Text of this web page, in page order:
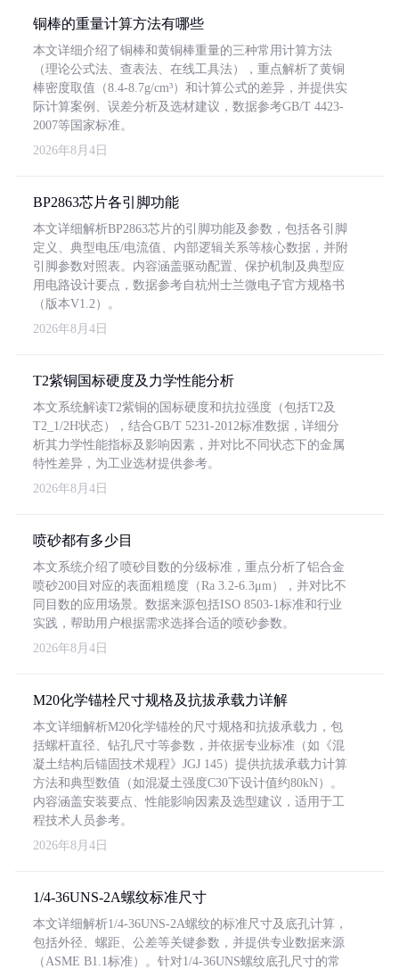
铜棒的重量计算方法有哪些
本文详细介绍了铜棒和黄铜棒重量的三种常用计算方法
（理论公式法、查表法、在线工具法），重点解析了黄铜
棒密度取值（8.4-8.7g/cm³）和计算公式的差异，并提供实
际计算案例、误差分析及选材建议，数据参考GB/T 4423-
2007等国家标准。
2026年8月4日
BP2863芯片各引脚功能
本文详细解析BP2863芯片的引脚功能及参数，包括各引脚
定义、典型电压/电流值、内部逻辑关系等核心数据，并附
引脚参数对照表。内容涵盖驱动配置、保护机制及典型应
用电路设计要点，数据参考自杭州士兰微电子官方规格书
（版本V1.2）。
2026年8月4日
T2紫铜国标硬度及力学性能分析
本文系统解读T2紫铜的国标硬度和抗拉强度（包括T2及
T2_1/2H状态），结合GB/T 5231-2012标准数据，详细分
析其力学性能指标及影响因素，并对比不同状态下的金属
特性差异，为工业选材提供参考。
2026年8月4日
喷砂都有多少目
本文系统介绍了喷砂目数的分级标准，重点分析了铝合金
喷砂200目对应的表面粗糙度（Ra 3.2-6.3μm），并对比不
同目数的应用场景。数据来源包括ISO 8503-1标准和行业
实践，帮助用户根据需求选择合适的喷砂参数。
2026年8月4日
M20化学锚栓尺寸规格及抗拔承载力详解
本文详细解析M20化学锚栓的尺寸规格和抗拔承载力，包
括螺杆直径、钻孔尺寸等参数，并依据专业标准（如《混
凝土结构后锚固技术规程》JGJ 145）提供抗拔承载力计算
方法和典型数值（如混凝土强度C30下设计值约80kN）。
内容涵盖安装要点、性能影响因素及选型建议，适用于工
程技术人员参考。
2026年8月4日
1/4-36UNS-2A螺纹标准尺寸
本文详细解析1/4-36UNS-2A螺纹的标准尺寸及底孔计算，
包括外径、螺距、公差等关键参数，并提供专业数据来源
（ASME B1.1标准）。针对1/4-36UNS螺纹底孔尺寸的常